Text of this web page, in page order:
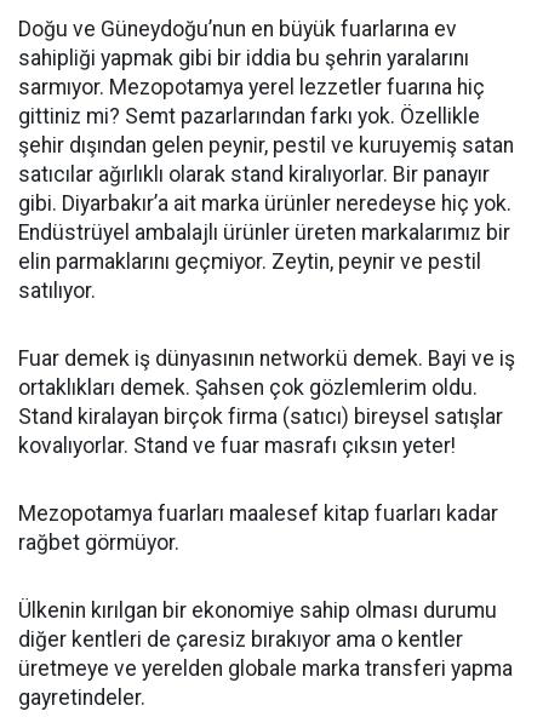
Doğu ve Güneydoğu’nun en büyük fuarlarına ev
sahipliği yapmak gibi bir iddia bu şehrin yaralarını
sarmıyor. Mezopotamya yerel lezzetler fuarına hiç
gittiniz mi? Semt pazarlarından farkı yok. Özellikle
şehir dışından gelen peynir, pestil ve kuruyemiş satan
satıcılar ağırlıklı olarak stand kiralıyorlar. Bir panayır
gibi. Diyarbakır’a ait marka ürünler neredeyse hiç yok.
Endüstrüyel ambalajlı ürünler üreten markalarımız bir
elin parmaklarını geçmiyor. Zeytin, peynir ve pestil
satılıyor.
Fuar demek iş dünyasının networkü demek. Bayi ve iş
ortaklıkları demek. Şahsen çok gözlemlerim oldu.
Stand kiralayan birçok firma (satıcı) bireysel satışlar
kovalıyorlar. Stand ve fuar masrafı çıksın yeter!
Mezopotamya fuarları maalesef kitap fuarları kadar
rağbet görmüyor.
Ülkenin kırılgan bir ekonomiye sahip olması durumu
diğer kentleri de çaresiz bırakıyor ama o kentler
üretmeye ve yerelden globale marka transferi yapma
gayretindeler.